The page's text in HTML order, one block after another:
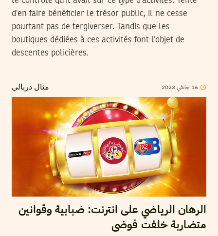
d’en faire bénéficier le trésor public, il ne cesse
pourtant pas de tergiverser. Tandis que les
boutiques dédiées à ces activités font l’objet de
descentes policières.
منال دربالي 16 جانفي 2023
الرهان الرياضي على انترنت: ضبابية وقوانين
متضاربة خلفت فوضى